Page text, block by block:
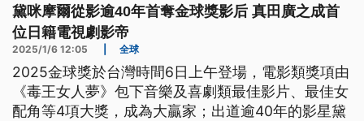
黛咪摩爾從影逾40年首奪金球獎影后 真田廣之成首
位日籍電視劇影帝
2025/1/6 12:05 全球
2025金球獎於台灣時間6日上午登場，電影類獎項由
《毒王女人夢》包下音樂及喜劇類最佳影片、最佳女
配角等4項大獎，成為大贏家；出道逾40年的影星黛